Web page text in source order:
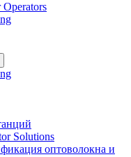
Solutions
оптоволокна и